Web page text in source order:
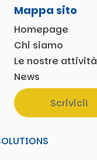
Mappa sito
Homepage
Chi siamo
Le nostre attività
News
Scrivici!